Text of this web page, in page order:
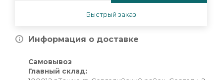
Быстрый заказ
Информация о доставке
Самовывоз
Главный склад: